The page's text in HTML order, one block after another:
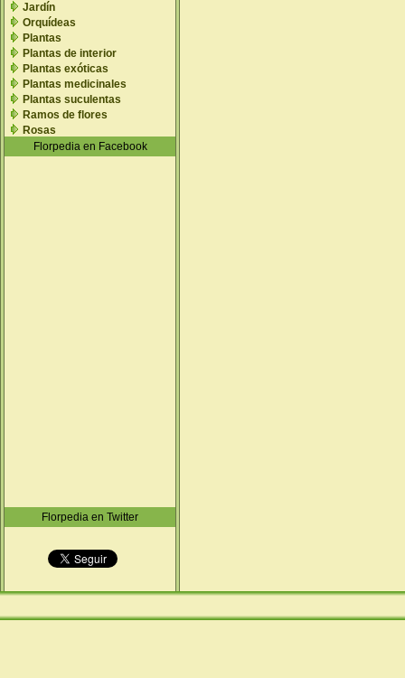
Jardín
Orquídeas
Plantas
Plantas de interior
Plantas exóticas
Plantas medicinales
Plantas suculentas
Ramos de flores
Rosas
Florpedia en Facebook
Florpedia en Twitter